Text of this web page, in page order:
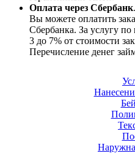
Оплата через Сбербанк.
Вы можете оплатить
Сбербанка. За услугу по
3 до 7% от стоимости
Перечисление денег